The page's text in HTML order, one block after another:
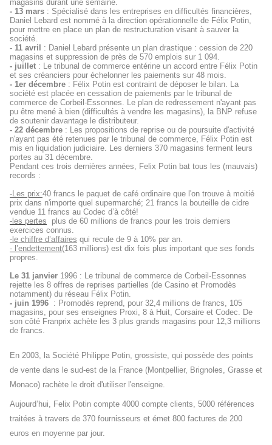
magasins durant une semaine.
- 13 mars : Spécialisé dans les entreprises en difficultés financières,
Daniel Lebard est nommé à la direction opérationnelle de Félix Potin,
pour mettre en place un plan de restructuration visant à sauver la
société.
- 11 avril
: Daniel Lebard présente un plan drastique : cession de 220
magasins et suppression de près de 570 emplois sur 1 094.
- juillet : Le tribunal de commerce entérine un accord entre Félix Potin
et ses créanciers pour échelonner les paiements sur 48 mois.
- 1er décembre : Félix Potin est contraint de déposer le bilan. La
société est placée en cessation de paiements par le tribunal de
commerce de Corbeil-Essonnes. Le plan de redressement n'ayant pas
pu être mené à bien (difficultés à vendre les magasins), la BNP refuse
de soutenir davantage le distributeur.
- 22 décembre : Les propositions de reprise ou de poursuite d'activité
n'ayant pas été retenues par le tribunal de commerce, Félix Potin est
mis en liquidation judiciaire. Les derniers 370 magasins ferment leurs
portes au 31 décembre.
Pendant ces trois dernières années, Felix Potin bat tous les (mauvais)
records :
-Les prix:40 francs le paquet de café ordinaire que l'on trouve à moitié
prix dans n'importe quel supermarché; 21 francs la bouteille de cidre
vendue 11 francs au Codec d’à côté!
-les pertes plus de 60 millions de francs pour les trois derniers
exercices connus.
-le chiffre d’affaires qui recule de 9 à 10% par an.
- l’endettement(163 millions) est dix fois plus important que ses fonds
propres.
Le 31 janvier 1996 : Le tribunal de commerce de Corbeil-Essonnes
rejette les 8 offres de reprises partielles (de Casino et Promodès
notamment) du réseau Félix Potin.
- juin 1996 : Promodès reprend, pour 32,4 millions de francs, 105
magasins, pour ses enseignes Proxi, 8 à Huit, Corsaire et Codec. De
son côté Franprix achète les 3 plus grands magasins pour 12,3 millions
de francs.
En 2003, la Société Philippe Potin, grossiste, qui possède des points
de vente dans le sud-est de la France (Montpellier, Brignoles, Grasse et
Monaco) rachète le droit d'utiliser l'enseigne.
Aujourd’hui, Felix Potin compte 4000 compte clients, 5000 références
traitées à travers de 370 fournisseurs et émet 800 factures de 200
euros en moyenne par jour.